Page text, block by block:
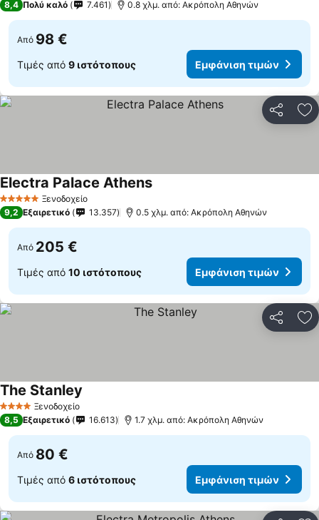
8,4 Πολύ καλό 7.461 0.8 χλμ. από: Ακρόπολη Αθηνών
Από 98 €
Τιμές από 9 ιστότοπους Εμφάνιση τιμών
5 Αστέρια Ξενοδοχείο
Electra Palace Athens
9,2 Εξαιρετικό 13.357 0.5 χλμ. από: Ακρόπολη Αθηνών
Από 205 €
Τιμές από 10 ιστότοπους Εμφάνιση τιμών
4 ΑστέριαΞενοδοχείο
The Stanley
8,5 Εξαιρετικό 16.613 1.7 χλμ. από: Ακρόπολη Αθηνών
Από 80 €
Τιμές από 6 ιστότοπους Εμφάνιση τιμών